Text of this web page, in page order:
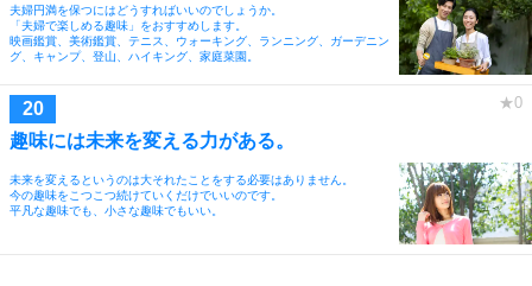
夫婦円満を保つにはどうすればいいのでしょうか。
「夫婦で楽しめる趣味」をおすすめします。
映画鑑賞、美術鑑賞、テニス、ウォーキング、ランニング、ガーデニン
グ、キャンプ、登山、ハイキング、家庭菜園。
趣味には未来を変える力がある。
未来を変えるというのは大それたことをする必要はありません。
今の趣味をこつこつ続けていくだけでいいのです。
平凡な趣味でも、小さな趣味でもいい。